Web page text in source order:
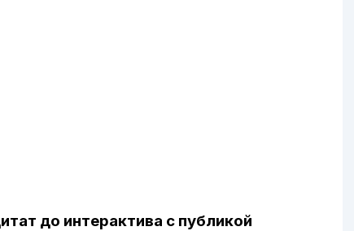
до интерактива с публикой